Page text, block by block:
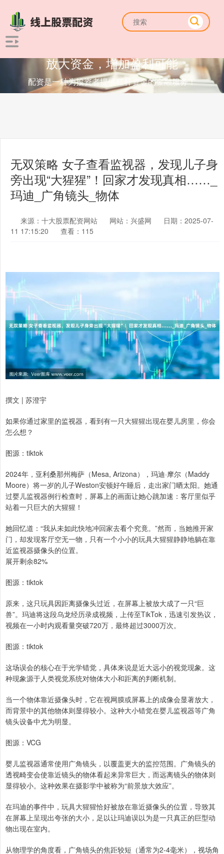
放大资金，增加盈利可能
配资是一种为投资者提供杠杆资金的金融服务！
无双策略 女子查看监视器，发现儿子身
旁出现“大猩猩”！回家才发现真相……_
玛迪_广角镜头_物体
来源：十大股票配资网站 网站：兴盛网
日期：2025-07-
11 17:15:20
查看：115
撰文 | 苏澄宇
如果你通过家里的监视器，看到有一只大猩猩出现在婴儿房里，你会
怎么想？
图源：tiktok
2024年，亚利桑那州梅萨（Mesa, Arizona），玛迪·摩尔（Maddy
Moore）将一岁的儿子Weston安顿好午睡后，走出家门晒太阳。她通
过婴儿监视器例行检查时，屏幕上的画面让她心跳加速：客厅里似乎
站着一只巨大的大猩猩！
她回忆道：“我从未如此快地冲回家去看个究竟。”然而，当她推开家
门，却发现客厅空无一物，只有一个小小的玩具大猩猩静静地躺在靠
近监视器摄像头的位置。
展开剩余82%
图源：tiktok
原来，这只玩具因距离摄像头过近，在屏幕上被放大成了一只“巨
兽”。玛迪将这段乌龙经历录成视频，上传至TikTok，迅速引发热议，
视频在一小时内观看量突破720万，最终超过3000万次。
图源：tiktok
这场误会的核心在于光学错觉，具体来说是近大远小的视觉现象。这
种现象源于人类视觉系统对物体大小和距离的判断机制。
当一个物体靠近摄像头时，它在视网膜或屏幕上的成像会显著放大，
而背景中的其他物体则显得较小。这种大小错觉在婴儿监视器等广角
镜头设备中尤为明显。
图源：VCG
婴儿监视器通常使用广角镜头，以覆盖更大的监控范围。广角镜头的
透视畸变会使靠近镜头的物体看起来异常巨大，而远离镜头的物体则
显得较小。这种效果在摄影学中被称为“前景放大效应”。
在玛迪的事件中，玩具大猩猩恰好被放在靠近摄像头的位置，导致其
在屏幕上呈现出夸张的大小，足以让玛迪误以为是一只真正的巨型动
物出现在室内。
从物理学的角度看，广角镜头的焦距较短（通常为2-4毫米），视场角